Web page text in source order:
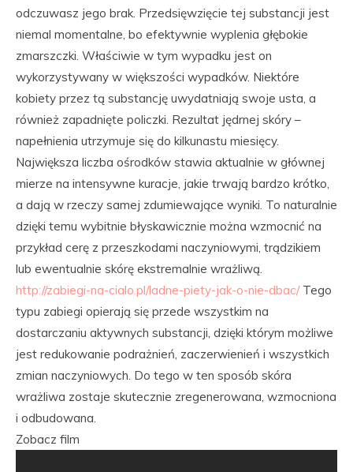
odczuwasz jego brak. Przedsięwzięcie tej substancji jest
niemal momentalne, bo efektywnie wyplenia głębokie
zmarszczki. Właściwie w tym wypadku jest on
wykorzystywany w większości wypadków. Niektóre
kobiety przez tą substancję uwydatniają swoje usta, a
również zapadnięte policzki. Rezultat jędrnej skóry –
napełnienia utrzymuje się do kilkunastu miesięcy.
Największa liczba ośrodków stawia aktualnie w głównej
mierze na intensywne kuracje, jakie trwają bardzo krótko,
a dają w rzeczy samej zdumiewające wyniki. To naturalnie
dzięki temu wybitnie błyskawicznie można wzmocnić na
przykład cerę z przeszkodami naczyniowymi, trądzikiem
lub ewentualnie skórę ekstremalnie wrażliwą.
http://zabiegi-na-cialo.pl/ladne-piety-jak-o-nie-dbac/Tego
typu zabiegi opierają się przede wszystkim na
dostarczaniu aktywnych substancji, dzięki którym możliwe
jest redukowanie podrażnień, zaczerwienień i wszystkich
zmian naczyniowych. Do tego w ten sposób skóra
wrażliwa zostaje skutecznie zregenerowana, wzmocniona
i odbudowana.
Zobacz film